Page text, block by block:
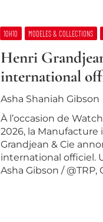
10H10 MODELES & COLLECTIONS
Henri
international
Asha Shaniah Gibson
À l’occasion de
2026, la
Grandjean & Cie
international officiel.
Asha Gibson /